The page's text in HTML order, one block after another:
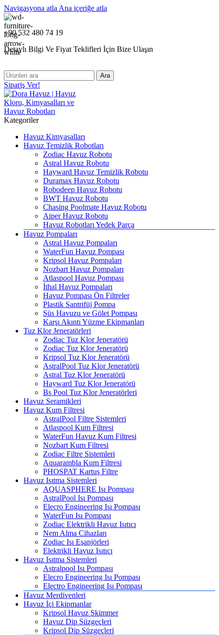
Navigasyona atla Ana içeriğe atla
+90 532 480 74 19
Detaylı Bilgi Ve Fiyat Teklifleri İçin Bize Ulaşın
Ara
Sipariş Ver!
Kategoriler
Havuz Kimyasalları
Havuz Temizlik Robotları
Zodiac Havuz Robotu
Astral Havuz Robotu
Hayward Havuz Temizlik Robotu
Duramax Havuz Robotu
Robodeep Havuz Robotu
BWT Havuz Robotu
Chasing Poolmate Havuz Robotu
Aiper Havuz Robotu
Havuz Robotları Yedek Parça
Havuz Pompaları
Astral Havuz Pompaları
WaterFun Havuz Pompası
Kripsol Havuz Pompaları
Nozbart Havuz Pompaları
Atlaspool Havuz Pompası
İthal Havuz Pompaları
Havuz Pompası Ön Filtreler
Plastik Santrifüj Pompa
Süs Havuzu ve Gölet Pompası
Karşı Akıntı Yüzme Ekipmanları
Tuz Klor Jeneratörleri
Zodiac Tuz Klor Jeneratörü
Zodiac Tuz Klor Jeneratörü
Kripsol Tuz Klor Jeneratörü
AstralPool Tuz Klor Jeneratörü
Astral Tuz Klor Jeneratörü
Hayward Tuz Klor Jeneratörü
Bs Pool Tuz Klor Jeneratörleri
Havuz Seramikleri
Havuz Kum Filtresi
AstralPool Filtre Sistemleri
Atlaspool Kum Filtresi
WaterFun Havuz Kum Filtresi
Nozbart Kum Filtresi
Zodiac Filtre Sistemleri
Aquarambla Kum Filtresi
PHOSPAT Kartuş Filtre
Havuz Isıtma Sistemleri
AQUASPHERE Isı Pompası
AstralPool Isı Pompası
Elecro Engineering Isı Pompası
WaterFun Isı Pompası
Zodiac Elektrikli Havuz Isıtıcı
Nem Alma Cihazları
Zodiac Isı Eşanjörleri
Elektrikli Havuz Isıtıcı
Havuz Isıtma Sistemleri
Astralpool Isı Pompası
Elecro Engineering Isı Pompası
Electro Engineering Isı Pompası
Havuz Merdivenleri
Havuz İçi Ekipmanlar
Kripsol Havuz Skimmer
Havuz Dip Süzgeçleri
Kripsol Dip Süzgeçleri